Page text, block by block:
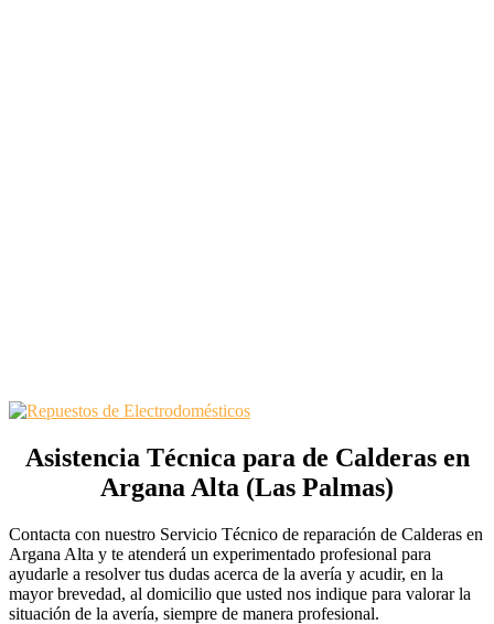
Asistencia Técnica para de Calderas en
Argana Alta (Las Palmas)
Contacta con nuestro Servicio Técnico de reparación de Calderas en
Argana Alta y te atenderá un experimentado profesional para
ayudarle a resolver tus dudas acerca de la avería y acudir, en la
mayor brevedad, al domicilio que usted nos indique para valorar la
situación de la avería, siempre de manera profesional.